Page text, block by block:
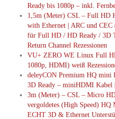
Ready bis 1080p – inkl.
1,5m (Meter) CSL – Full HD
with Ethernet | ARC und
für Full HD / HD Ready / 3D
Return Channel Rezessionen
VU+ ZERO WE Linux Full
1080p, HDMI) weiß
deleyCON Premium HQ
3D Ready – miniHDMI Kabel
3m (Meter) – CSL – Micro
vergoldetes (High Speed)
ECHT 3D & Ethernet